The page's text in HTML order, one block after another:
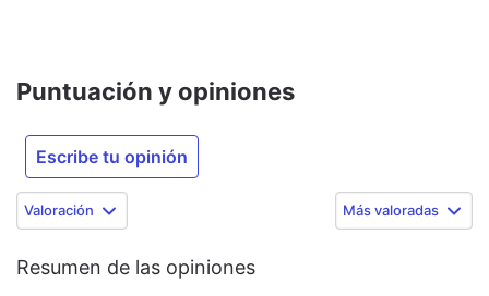
Puntuación y opiniones
Escribe tu opinión
Valoración Más valoradas
Resumen de las opiniones